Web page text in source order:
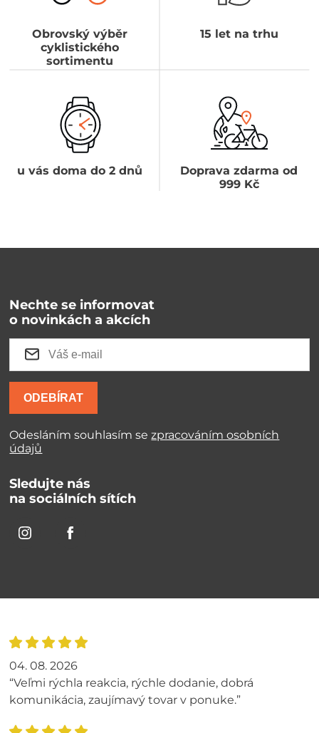
Obrovský výběr
cyklistického
sortimentu
15 let na trhu
u vás doma do 2 dnů
Doprava zdarma od
999 Kč
Nechte se informovat
o novinkách a akcích
ODEBÍRAT
Odesláním souhlasím sezpracováním osobních
údajů
Sledujte nás
na sociálních sítích
04. 08. 2026
“Veľmi rýchla reakcia, rýchle dodanie, dobrá
komunikácia, zaujímavý tovar v ponuke.”